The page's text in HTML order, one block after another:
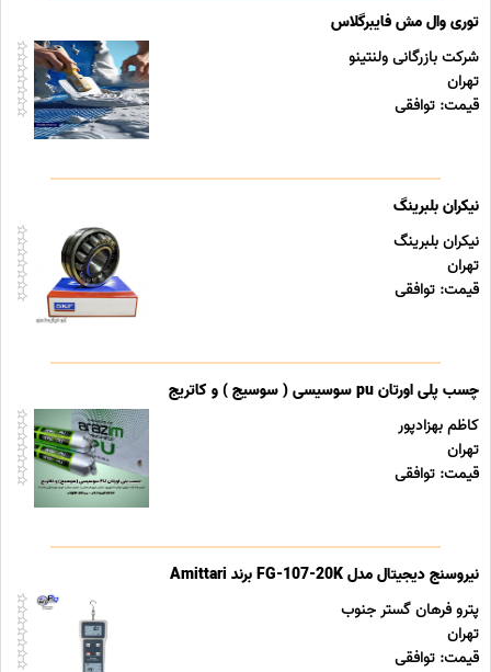
توری وال مش فایبرگلاس
شرکت بازرگانی ولنتینو
تهران
قیمت: توافقی
نیکران بلبرینگ
نیکران بلبرینگ
تهران
قیمت: توافقی
چسب پلی اورتان pu سوسیسی ( سوسیج ) و کاتریج
کاظم بهزادپور
تهران
قیمت: توافقی
نیروسنج دیجیتال مدل FG-107-20K برند Amittari
پترو فرهان گستر جنوب
تهران
قیمت: توافقی